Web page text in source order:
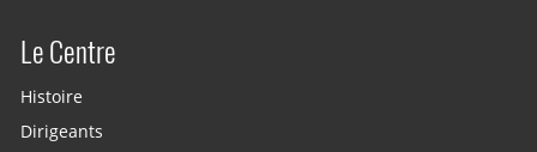
Le Centre
Histoire
Dirigeants